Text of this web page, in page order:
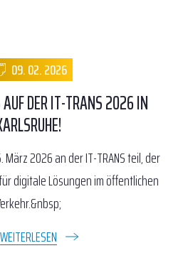
09. 02. 2026
AUF DER IT-TRANS 2026 IN
März 2026 an der IT-TRANS teil, der
digitale Lösungen im öffentlichen
WEITERLESEN